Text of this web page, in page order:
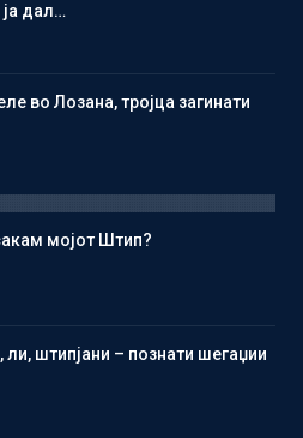
ја дал…
во Лозана, тројца загинати
мојот Штип?
ли, штипјани – познати шегаџии